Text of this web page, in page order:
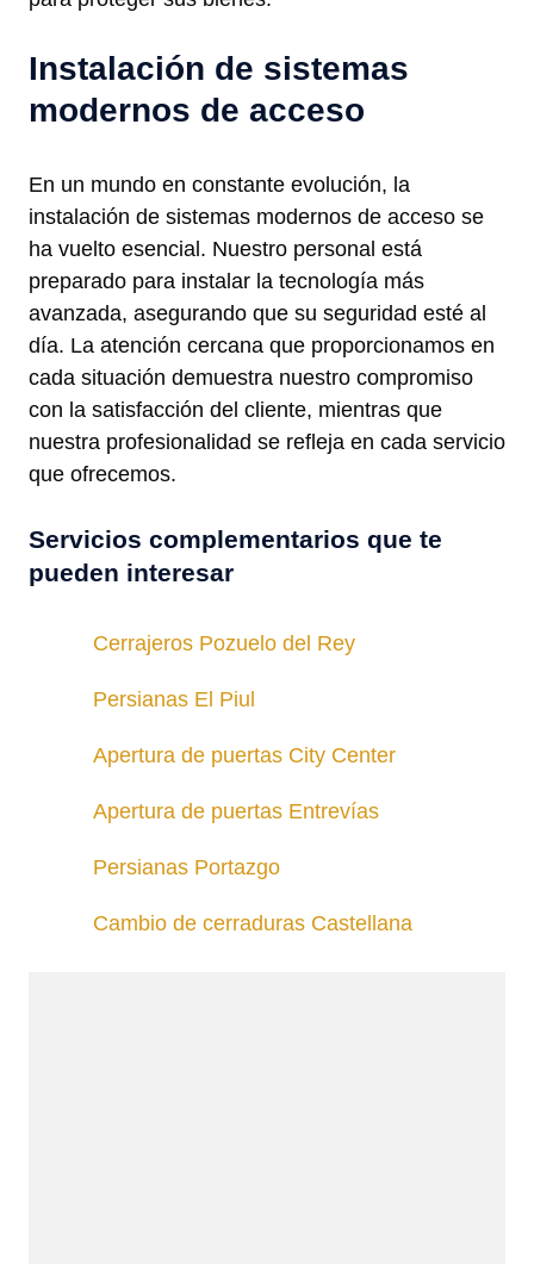
Instalación de sistemas
modernos de acceso
En un mundo en constante evolución, la
instalación de sistemas modernos de acceso se
ha vuelto esencial. Nuestro personal está
preparado para instalar la tecnología más
avanzada, asegurando que su seguridad esté al
día. La atención cercana que proporcionamos en
cada situación demuestra nuestro compromiso
con la satisfacción del cliente, mientras que
nuestra profesionalidad se refleja en cada servicio
que ofrecemos.
Servicios complementarios que te
pueden interesar
Cerrajeros Pozuelo del Rey
Persianas El Piul
Apertura de puertas City Center
Apertura de puertas Entrevías
Persianas Portazgo
Cambio de cerraduras Castellana